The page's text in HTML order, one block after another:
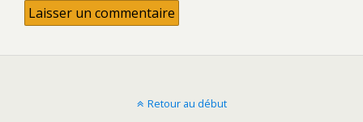
Retour au début